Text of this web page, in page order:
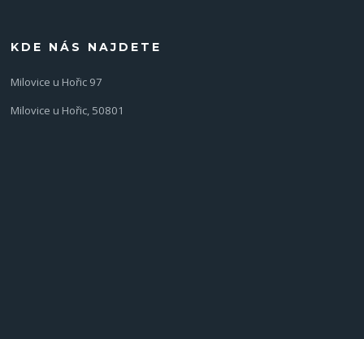
KDE NÁS NAJDETE
Milovice u Hořic 97
Milovice u Hořic, 50801